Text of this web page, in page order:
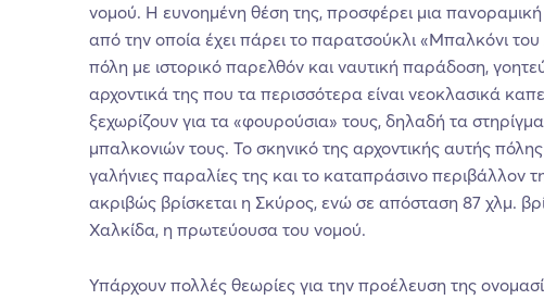
νομού. Η ευνοημένη θέση της, προσφέρει μια πανοραμική
από την οποία έχει πάρει το παρατσούκλι «Μπαλκόνι του
πόλη με ιστορικό παρελθόν και ναυτική παράδοση,
αρχοντικά της που τα περισσότερα είναι νεοκλασικά
ξεχωρίζουν για τα «φουρούσια» τους, δηλαδή τα
μπαλκονιών τους. Το σκηνικό της αρχοντικής αυτής
γαλήνιες παραλίες της και το καταπράσινο περιβάλλον
ακριβώς βρίσκεται η Σκύρος, ενώ σε απόσταση 87 χλμ.
Χαλκίδα, η πρωτεύουσα του νομού.
Υπάρχουν πολλές θεωρίες για την προέλευση της